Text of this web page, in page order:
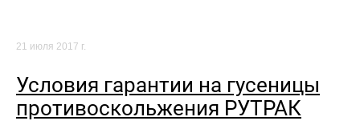
21 июля 2017 г.
Условия гарантии на гусеницы
противоскольжения РУТРАК